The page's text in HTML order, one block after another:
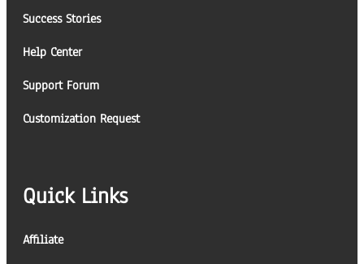
Success Stories
Help Center
Support Forum
Customization Request
Quick Links
Affiliate